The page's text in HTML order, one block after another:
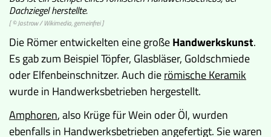
Dachziegel herstellte.
[ © Jastrow / Wikimedia, gemeinfrei ]
Die Römer entwickelten eine großeHandwerkskunst.
Es gab zum Beispiel Töpfer, Glasbläser, Goldschmiede
oder Elfenbeinschnitzer. Auch dierömische Keramik
wurde in Handwerksbetrieben hergestellt.
Amphoren, also Krüge für Wein oder Öl, wurden
ebenfalls in Handwerksbetrieben angefertigt. Sie waren